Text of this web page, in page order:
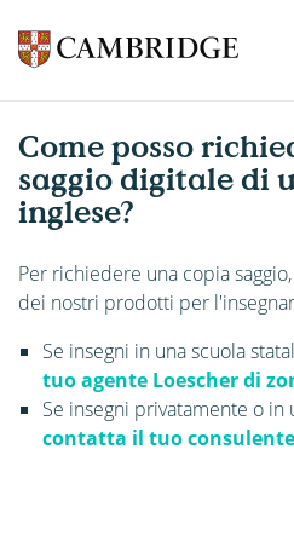
Come posso
saggio digitale di
inglese?
Per richiedere una copia
dei nostri prodotti per
Se insegni in una scuola
tuo agente Loescher di
Se insegni privatamente o in
contatta il tuo